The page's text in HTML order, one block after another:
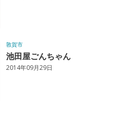
敦賀市
池田屋ごんちゃん
2014年09月29日